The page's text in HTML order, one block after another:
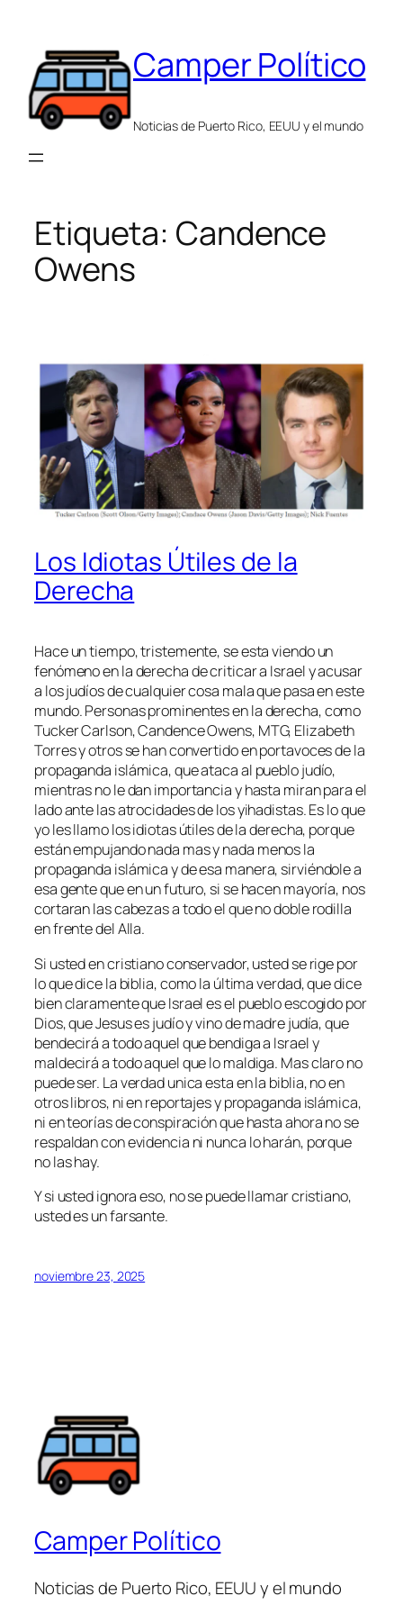
contenido
Camper Político
Noticias de Puerto Rico, EEUU y el mundo
Etiqueta: Candence
Owens
Los Idiotas Útiles de la
Derecha
Hace un tiempo, tristemente, se esta viendo un
fenómeno en la derecha de criticar a Israel y acusar
a los judíos de cualquier cosa mala que pasa en este
mundo. Personas prominentes en la derecha, como
Tucker Carlson, Candence Owens, MTG, Elizabeth
Torres y otros se han convertido en portavoces de la
propaganda islámica, que ataca al pueblo judío,
mientras no le dan importancia y hasta miran para el
lado ante las atrocidades de los yihadistas. Es lo que
yo les llamo los idiotas útiles de la derecha, porque
están empujando nada mas y nada menos la
propaganda islámica y de esa manera, sirviéndole a
esa gente que en un futuro, si se hacen mayoría, nos
cortaran las cabezas a todo el que no doble rodilla
en frente del Alla.
Si usted en cristiano conservador, usted se rige por
lo que dice la biblia, como la última verdad, que dice
bien claramente que Israel es el pueblo escogido por
Dios, que Jesus es judío y vino de madre judía, que
bendecirá a todo aquel que bendiga a Israel y
maldecirá a todo aquel que lo maldiga. Mas claro no
puede ser. La verdad unica esta en la biblia, no en
otros libros, ni en reportajes y propaganda islámica,
ni en teorías de conspiración que hasta ahora no se
respaldan con evidencia ni nunca lo harán, porque
no las hay.
Y si usted ignora eso, no se puede llamar cristiano,
usted es un farsante.
noviembre 23, 2025
Camper Político
Noticias de Puerto Rico, EEUU y el mundo